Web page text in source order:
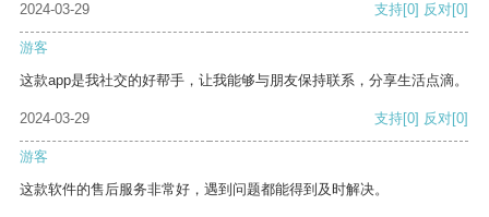
2024-03-29 支持[0] 反对[0]
游客
这款app是我社交的好帮手，让我能够与朋友保持联系，分享生活点滴。
2024-03-29 支持[0] 反对[0]
游客
这款软件的售后服务非常好，遇到问题都能得到及时解决。